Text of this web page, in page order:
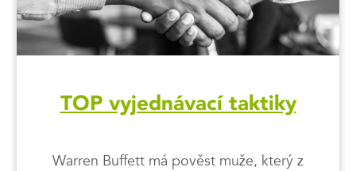
TOP vyjednávací taktiky
Warren Buffett má pověst muže, který z